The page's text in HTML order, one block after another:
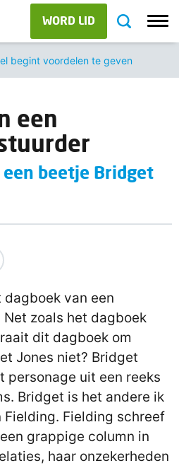
WORD LID
begint voordelen te geven
een
een beetje Bridget
van een
zoals het dagboek
dit dagboek om
Jones niet? Bridget
personage uit een reeks
Bridget is het andere ik
Fielding schreef
grappige column in
haar onzekerheden